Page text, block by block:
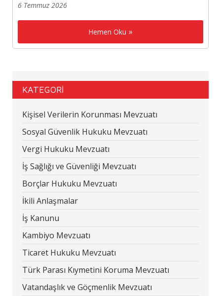
6 Temmuz 2026
Hemen Oku
KATEGORİ
Kişisel Verilerin Korunması Mevzuatı
Sosyal Güvenlik Hukuku Mevzuatı
Vergi Hukuku Mevzuatı
İş Sağlığı ve Güvenliği Mevzuatı
Borçlar Hukuku Mevzuatı
İkili Anlaşmalar
İş Kanunu
Kambiyo Mevzuatı
Ticaret Hukuku Mevzuatı
Türk Parası Kıymetini Koruma Mevzuatı
Vatandaşlık ve Göçmenlik Mevzuatı